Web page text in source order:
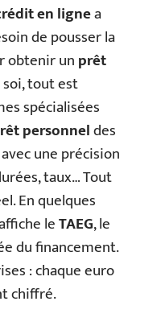
en lignea
de pousser la
obtenir unprêt
soi, tout est
spécialisées
personneldes
une précision
taux… Tout
En quelques
leTAEG, le
du financement.
: chaque euro
chiffré.